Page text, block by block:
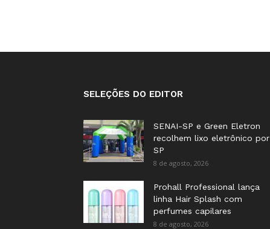
SELEÇÕES DO EDITOR
SENAI-SP e Green Eletron
recolhem lixo eletrônico por
SP
8 de agosto, 2026
Prohall Professional lança
linha Hair Splash com
perfumes capilares
8 de agosto, 2026